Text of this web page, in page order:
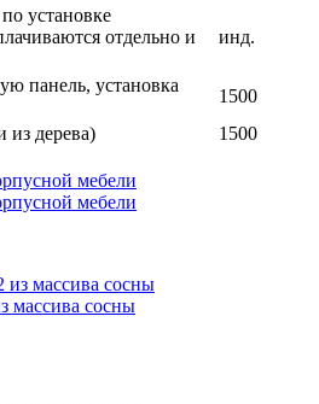
установке
отдельно и
инд.
панель, установка
1500
из дерева)
1500
массива сосны